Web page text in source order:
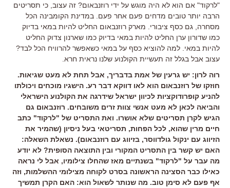
"לרקוד" אם הוא לא היה מוגש על ידי רוזנבאום? זה עצוב, כי תסריטים
הרבה יותר טובים מדחים פעם אחר פעם. במדינת הקומבינה הכל
מסחרה, גם כסף ציבורי. מארק רוזנבאום החליט להיות במאי בדיוק
כמו שדורון ערן החליט להיות במאי בדיוק כמו שארנון צדוק החליט
להיות במאי. למה להוציא כסף על במאי כשאפשר להרוויח הכל לבד?
עצוב אבל בגלל זה תעשיית הקולנוע שלנו נראית חרא.
רוה לרון: יש גרעין של אמת בדבריך, אבל תחת לא מעט שגיאות.
חוזקו של רוזנבאום הוא לאו דווקא דבר רע. הישגיו מוכחים ויכולתו
להניע קופרודוקציות לכיוון ישראל שידרגה את הקולנוע הישראלי
והביאה לכאן לא מעט אנשי צוות זרים משובחים. רוזנבאום גם
הגיש לקרן תסריטים שלא אושרו. ואת התסריט של "לרקוד" כתב
חיים מרין שהוא, לכל הפחות, תסריטאי בעל ניסיון (שהמיר את
הזיווג עם ינקול גולדווסר, בזיווג עם רוזנבאום). נשאלת השאלה:
האם יש קשר בין התסריט המקורי ובין התוצאה הסופית? לא יודע
מה עבר על "לרקוד" בשנתיים מאז שהחלו צילומיו, אבל לי נראה
כאילו כבר הסצינה הראשונה בסרט לקוחה מצילומי ההשלמות, וזה
אף פעם לא סימן טוב. מה שנותר לשאול הוא: האם הקרן תמשיך